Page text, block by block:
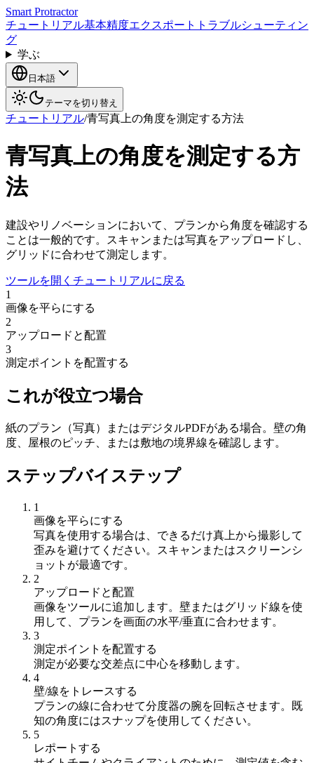
Smart Protractor
チュートリアル基本精度エクスポート トラブルシューティン
グ
学ぶ
日本語
テーマを切り替え
チュートリアル/青写真上の角度を測定する方法
青写真上の角度を測定する方
法
建設やリノベーションにおいて、プランから角度を確認する
ことは一般的です。スキャンまたは写真をアップロードし、
グリッドに合わせて測定します。
ツールを開く チュートリアルに戻る
1
画像を平らにする
2
アップロードと配置
3
測定ポイントを配置する
これが役立つ場合
紙のプラン（写真）またはデジタルPDFがある場合。壁の角
度、屋根のピッチ、または敷地の境界線を確認します。
ステップバイステップ
1
画像を平らにする
写真を使用する場合は、できるだけ真上から撮影して
歪みを避けてください。スキャンまたはスクリーンシ
ョットが最適です。
2
アップロードと配置
画像をツールに追加します。壁またはグリッド線を使
用して、プランを画面の水平/垂直に合わせます。
3
測定ポイントを配置する
測定が必要な交差点に中心を移動します。
4
壁/線をトレースする
プランの線に合わせて分度器の腕を回転させます。既
知の角度にはスナップを使用してください。
5
レポートする